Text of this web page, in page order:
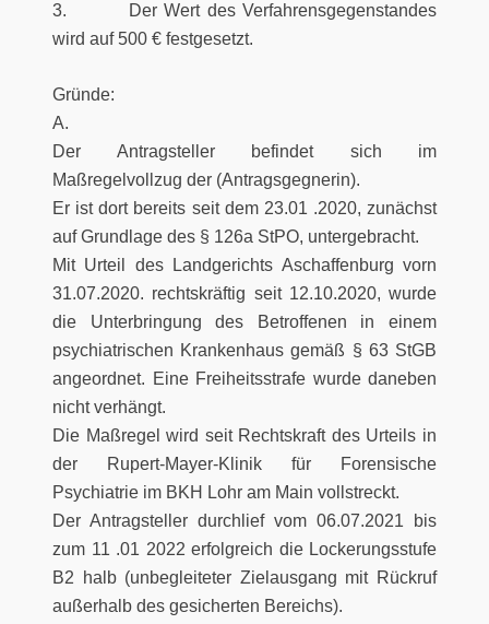
3. Der Wert des Verfahrensgegenstandes
wird auf 500 € festgesetzt.
Gründe:
A.
Der Antragsteller befindet sich im
Maßregelvollzug der (Antragsgegnerin).
Er ist dort bereits seit dem 23.01 .2020, zunächst
auf Grundlage des § 126a StPO, untergebracht.
Mit Urteil des Landgerichts Aschaffenburg vorn
31.07.2020. rechtskräftig seit 12.10.2020, wurde
die Unterbringung des Betroffenen in einem
psychiatrischen Krankenhaus gemäß § 63 StGB
angeordnet. Eine Freiheitsstrafe wurde daneben
nicht verhängt.
Die Maßregel wird seit Rechtskraft des Urteils in
der Rupert-Mayer-Klinik für Forensische
Psychiatrie im BKH Lohr am Main vollstreckt.
Der Antragsteller durchlief vom 06.07.2021 bis
zum 11 .01 2022 erfolgreich die Lockerungsstufe
B2 halb (unbegleiteter Zielausgang mit Rückruf
außerhalb des gesicherten Bereichs).